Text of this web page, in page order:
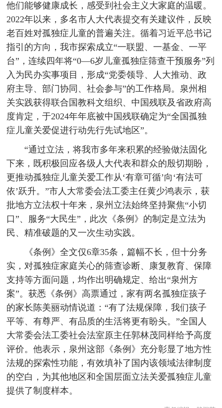
他们能够健康成长，感受到社会主义大家庭的温暖。
2022年以来，多名市人大代表提交有关建议件，反映
老百姓对孤独症儿童的普遍关注。循着习近平总书记
指引的方向，我市探索成立“一联盟、一基金、一平
台”，连续四年将“0—6岁儿童孤独症筛查干预服务”列
入为民办实事项目，形成“党委领导、人大推动、政
府主导、部门协同、社会参与”的工作格局。泉州相
关实践获得联合国教科文组织、中国残联及省政府高
度肯定，于2024年年底被中国残联确定为“全国孤独
症儿童关爱促进行动先行先试地区”。
“通过立法，将我市多年来积累的经验做法固化
下来，既积极回应各级人大代表和群众的殷切期盼，
更推动孤独症儿童关爱工作从‘有章可循’向‘有法可
依’跃升。”市人大常委会法工委主任黄少鸿表示，获
批地方立法权十年来，泉州立法始终坚持聚焦“小切
口”、服务“大民生”，此次《条例》的制定是立法为
民、精准破题的又一次生动实践。
《条例》全文仅6章35条，篇幅不长，但十分务
实，对孤独症家庭关心的筛查诊断、康复教育、保障
支持等方面问题，均作出明确规定、给出“泉州方
案”。获悉《条例》高票通过，家有两名孤独症孩子
的家长陈美丽动情说道：“有了法规保障，我们孩子
平等、有尊严、有品质的生活将更有盼头。”全国人
大常委会法工委社会法室原主任郭林茂同样给予高度
评价。他表示，泉州这部《条例》充分彰显了地方性
法规的探索性功能，有效填补了国内该领域法律制度
的空白，为其他地区和全国层面立法关爱孤独症儿童
提供了制度样本。